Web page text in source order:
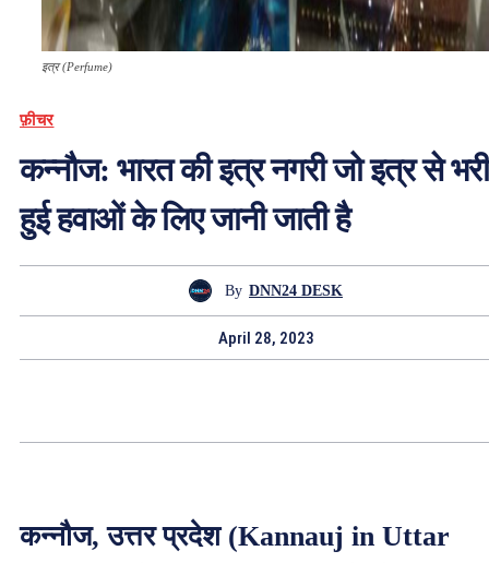
इत्र (Perfume)
फ़ीचर
कन्नौज: भारत की इत्र नगरी जो इत्र से भरी
हुई हवाओं के लिए जानी जाती है
By DNN24 DESK
April 28, 2023
कन्नौज, उत्तर प्रदेश (Kannauj in Uttar